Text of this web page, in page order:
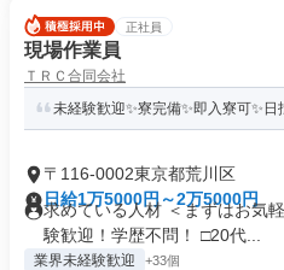
正社員
現場作業員
ＴＲＣ合同会社
未経験歓迎✨寮完備✨即入寮可✨
〒116-0002東京都荒川区
日給1万5000円～2万5000円
求めている人材 ＜まずはお気
験歓迎！学歴不問！ □20代...
業界未経験歓迎 +33個